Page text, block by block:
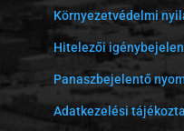
Környezetvédelmi
Hitelezői
Panaszbejelentő
Adatkezelési